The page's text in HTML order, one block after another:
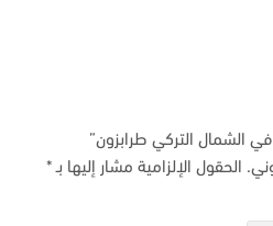
الشمال التركي طرابزون”
الحقول الإلزامية مشار إليها بـ*